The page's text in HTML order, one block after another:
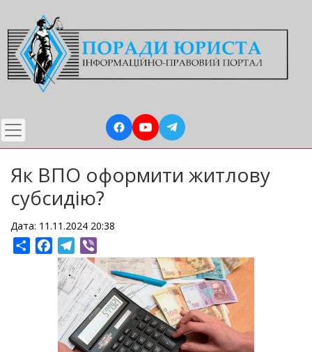
до
основного
вмісту
Як ВПО оформити житлову
субсидію?
Дата: 11.11.2024 20:38
ShareFacebookTelegram